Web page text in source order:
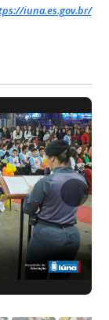
iuna.es.gov.br/